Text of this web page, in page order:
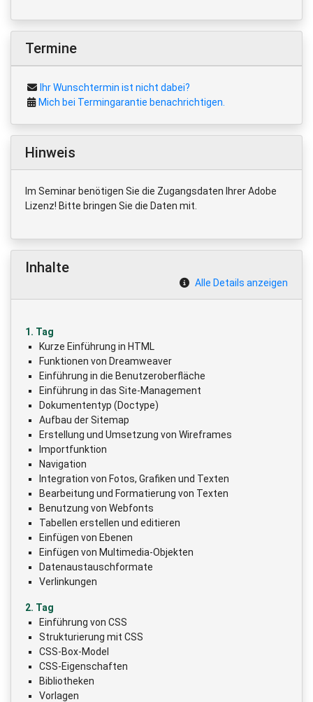
Termine
Ihr Wunschtermin ist nicht dabei?
Mich bei Termingarantie benachrichtigen.
Hinweis
Im Seminar benötigen Sie die Zugangsdaten Ihrer Adobe
Lizenz! Bitte bringen Sie die Daten mit.
Inhalte
Alle Details anzeigen
1. Tag
Kurze Einführung in HTML
Funktionen von Dreamweaver
Einführung in die Benutzeroberfläche
Einführung in das Site-Management
Dokumententyp (Doctype)
Aufbau der Sitemap
Erstellung und Umsetzung von Wireframes
Importfunktion
Navigation
Integration von Fotos, Grafiken und Texten
Bearbeitung und Formatierung von Texten
Benutzung von Webfonts
Tabellen erstellen und editieren
Einfügen von Ebenen
Einfügen von Multimedia-Objekten
Datenaustauschformate
Verlinkungen
2. Tag
Einführung von CSS
Strukturierung mit CSS
CSS-Box-Model
CSS-Eigenschaften
Bibliotheken
Vorlagen